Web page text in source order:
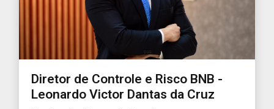
Diretor de Controle e Risco BNB -
Leonardo Victor Dantas da Cruz